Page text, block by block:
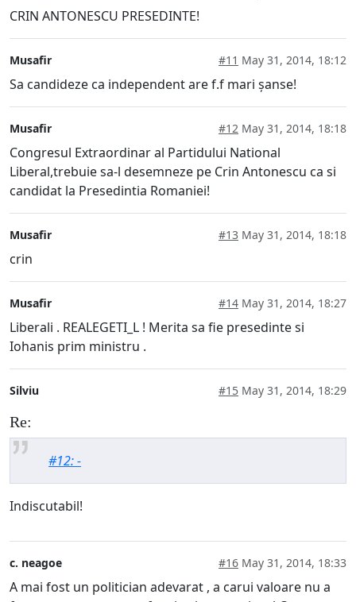
CRIN ANTONESCU PRESEDINTE!
Musafir #11 May 31, 2014, 18:12
Sa candideze ca independent are f.f mari șanse!
Musafir #12 May 31, 2014, 18:18
Congresul Extraordinar al Partidului National
Liberal,trebuie sa-l desemneze pe Crin Antonescu ca si
candidat la Presedintia Romaniei!
Musafir #13 May 31, 2014, 18:18
crin
Musafir #14 May 31, 2014, 18:27
Liberali . REALEGETI_L ! Merita sa fie presedinte si
Iohanis prim ministru .
Silviu #15 May 31, 2014, 18:29
Re:
#12: -
Indiscutabil!
c. neagoe #16 May 31, 2014, 18:33
A mai fost un politician adevarat , a carui valoare nu a